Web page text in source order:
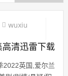
wuxiu
清迅雷下载
2022英国,爱尔兰